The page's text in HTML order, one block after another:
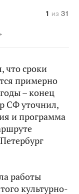
1 из 31
2 из 31
3 из 31
4 из 31
5 из 31
6 из 31
7 из 31
8 из 31
9 из 31
10 из 31
11 из 31
12 из 31
13 из 31
14 из 31
15 из 31
16 из 31
17 из 31
18 из 31
19 из 31
20 из 31
21 из 31
22 из 31
23 из 31
24 из 31
25 из 31
26 из 31
27 из 31
28 из 31
29 из 31
30 из 31
31 из 31
что сроки
примерно
– конец
СФ уточнил,
и программа
работы
культурно-